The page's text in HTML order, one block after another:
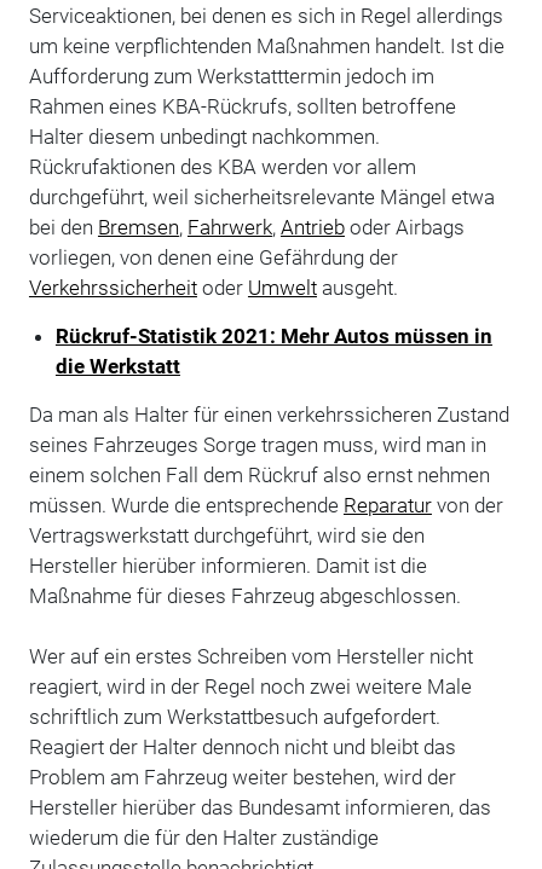
Serviceaktionen, bei denen es sich in Regel allerdings
um keine verpflichtenden Maßnahmen handelt. Ist die
Aufforderung zum Werkstatttermin jedoch im
Rahmen eines KBA-Rückrufs, sollten betroffene
Halter diesem unbedingt nachkommen.
Rückrufaktionen des KBA werden vor allem
durchgeführt, weil sicherheitsrelevante Mängel etwa
bei den Bremsen, Fahrwerk, Antrieboder Airbags
vorliegen, von denen eine Gefährdung der
Verkehrssicherheitoder Umweltausgeht.
Rückruf-Statistik 2021: Mehr Autos müssen in
die Werkstatt
Da man als Halter für einen verkehrssicheren Zustand
seines Fahrzeuges Sorge tragen muss, wird man in
einem solchen Fall dem Rückruf also ernst nehmen
müssen. Wurde die entsprechende Reparaturvon der
Vertragswerkstatt durchgeführt, wird sie den
Hersteller hierüber informieren. Damit ist die
Maßnahme für dieses Fahrzeug abgeschlossen.
Wer auf ein erstes Schreiben vom Hersteller nicht
reagiert, wird in der Regel noch zwei weitere Male
schriftlich zum Werkstattbesuch aufgefordert.
Reagiert der Halter dennoch nicht und bleibt das
Problem am Fahrzeug weiter bestehen, wird der
Hersteller hierüber das Bundesamt informieren, das
wiederum die für den Halter zuständige